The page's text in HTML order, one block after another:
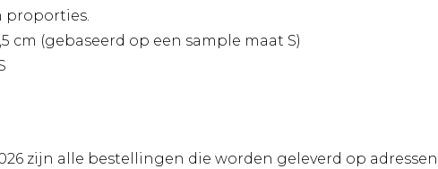
proporties.
cm (gebaseerd op een sample maat S)
zijn alle bestellingen die worden geleverd op adressen